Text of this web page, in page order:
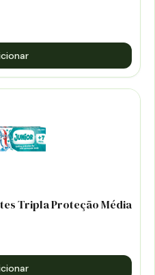
Dentes Tripla Proteção Média